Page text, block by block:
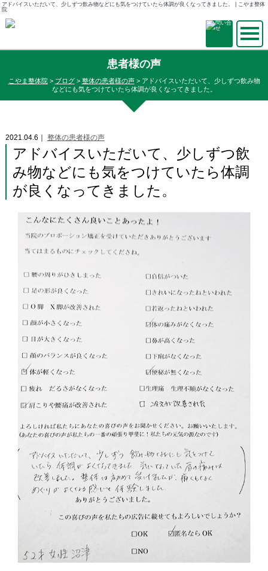
アドバイスいただいて、少しずつ飲み物などにも気をつけていたら体調が良くなってきました。 | こやま整体
院
患者様の声
こやま整体院> ブログ> 整体の患者様の声> アドバイスいただいて、少しずつ飲み物
などにも気をつけていたら体調が良くなってきました。
2021.04.6｜ 整体の患者様の声
アドバイスいただいて、少しずつ飲
み物などにも気をつけていたら体調
が良くなってきました。